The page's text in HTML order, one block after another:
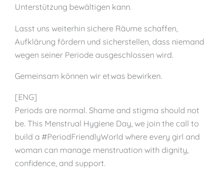
Unterstützung bewältigen kann.
Lasst uns weiterhin sichere Räume schaffen,
Aufklärung fördern und sicherstellen, dass niemand
wegen seiner Periode ausgeschlossen wird.
Gemeinsam können wir etwas bewirken.
[ENG]
Periods are normal. Shame and stigma should not
be. This Menstrual Hygiene Day, we join the call to
build a #PeriodFriendlyWorld where every girl and
woman can manage menstruation with dignity,
confidence, and support.